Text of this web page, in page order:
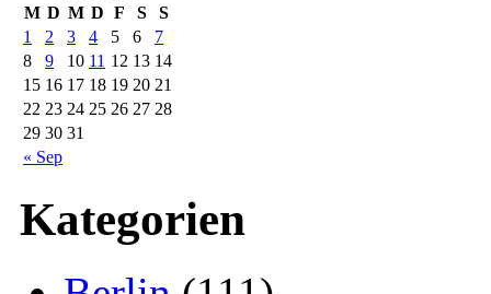
M D M D F S S
« Sep
1 2 3 4 5 6
7
8
9 10 11 12 13 14
15 16 17 18 19 20 21
22 23 24 25 26 27 28
29 30 31
Kategorien